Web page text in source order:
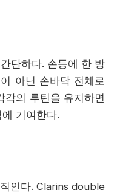
단하다. 손등에 한 방
아닌 손바닥 전체로
각의 루틴을 유지하면
기여한다.
인다. Clarins double